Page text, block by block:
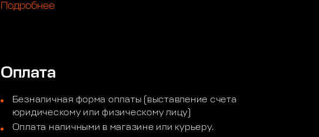
Подробнее
Оплата
Безналичная форма оплаты (выставление счета
юридическому или физическому лицу)
Оплата наличными в магазине или курьеру.